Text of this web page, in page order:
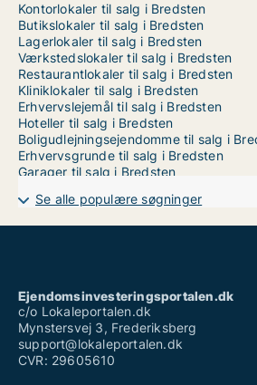
Kontorlokaler til salg i Bredsten
Butikslokaler til salg i Bredsten
Lagerlokaler til salg i Bredsten
Værkstedslokaler til salg i Bredsten
Restaurantlokaler til salg i Bredsten
Kliniklokaler til salg i Bredsten
Erhvervslejemål til salg i Bredsten
Hoteller til salg i Bredsten
Boligudlejningsejendomme til salg i
Erhvervsgrunde til salg i Bredsten
Garager til salg i Bredsten
Se alle populære søgninger
Ejendomsinvesteringsportalen.dk
c/o Lokaleportalen.dk
Mynstersvej 3, Frederiksberg
support@lokaleportalen.dk
CVR: 29605610